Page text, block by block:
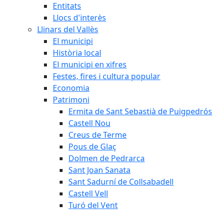
Entitats
Llocs d'interès
Llinars del Vallès
El municipi
Història local
El municipi en xifres
Festes, fires i cultura popular
Economia
Patrimoni
Ermita de Sant Sebastià de Puigpedrós
Castell Nou
Creus de Terme
Pous de Glaç
Dolmen de Pedrarca
Sant Joan Sanata
Sant Sadurní de Collsabadell
Castell Vell
Turó del Vent